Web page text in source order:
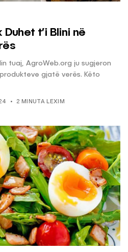
t’i Blini në
tuaj, AgroWeb.org ju sugjeron
gjatë verës. Këto
2 MINUTA LEXIM